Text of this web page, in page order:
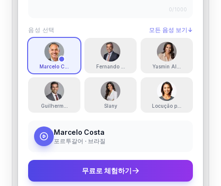
0/1000
음성 선택 모든 음성 보기 ↓
Marcelo Costa Fernando Borges Yasmin Alves
Guilherme Henrique SantosSlany Locução para Propaganda
Marcelo Costa
포르투갈어 · 브라질
무료로 체험하기